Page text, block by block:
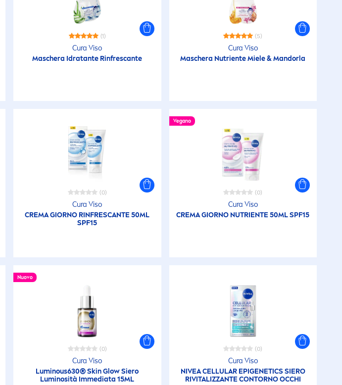
(1)
Cura Viso
Maschera Idratante Rinfrescante
(5)
Cura Viso
Maschera Nutriente Miele & Mandorla
(0)
Cura Viso
CREMA GIORNO RINFRESCANTE 50ML
SPF15
Vegano
(0)
Cura Viso
CREMA GIORNO NUTRIENTE 50ML SPF15
Nuovo
(0)
Cura Viso
Luminous630®SkinGlow Siero
Luminosità Immediata 15ML
(0)
Cura Viso
NIVEACELLULAREPIGENETICS SIERO
RIVITALIZZANTE CONTORNO OCCHI